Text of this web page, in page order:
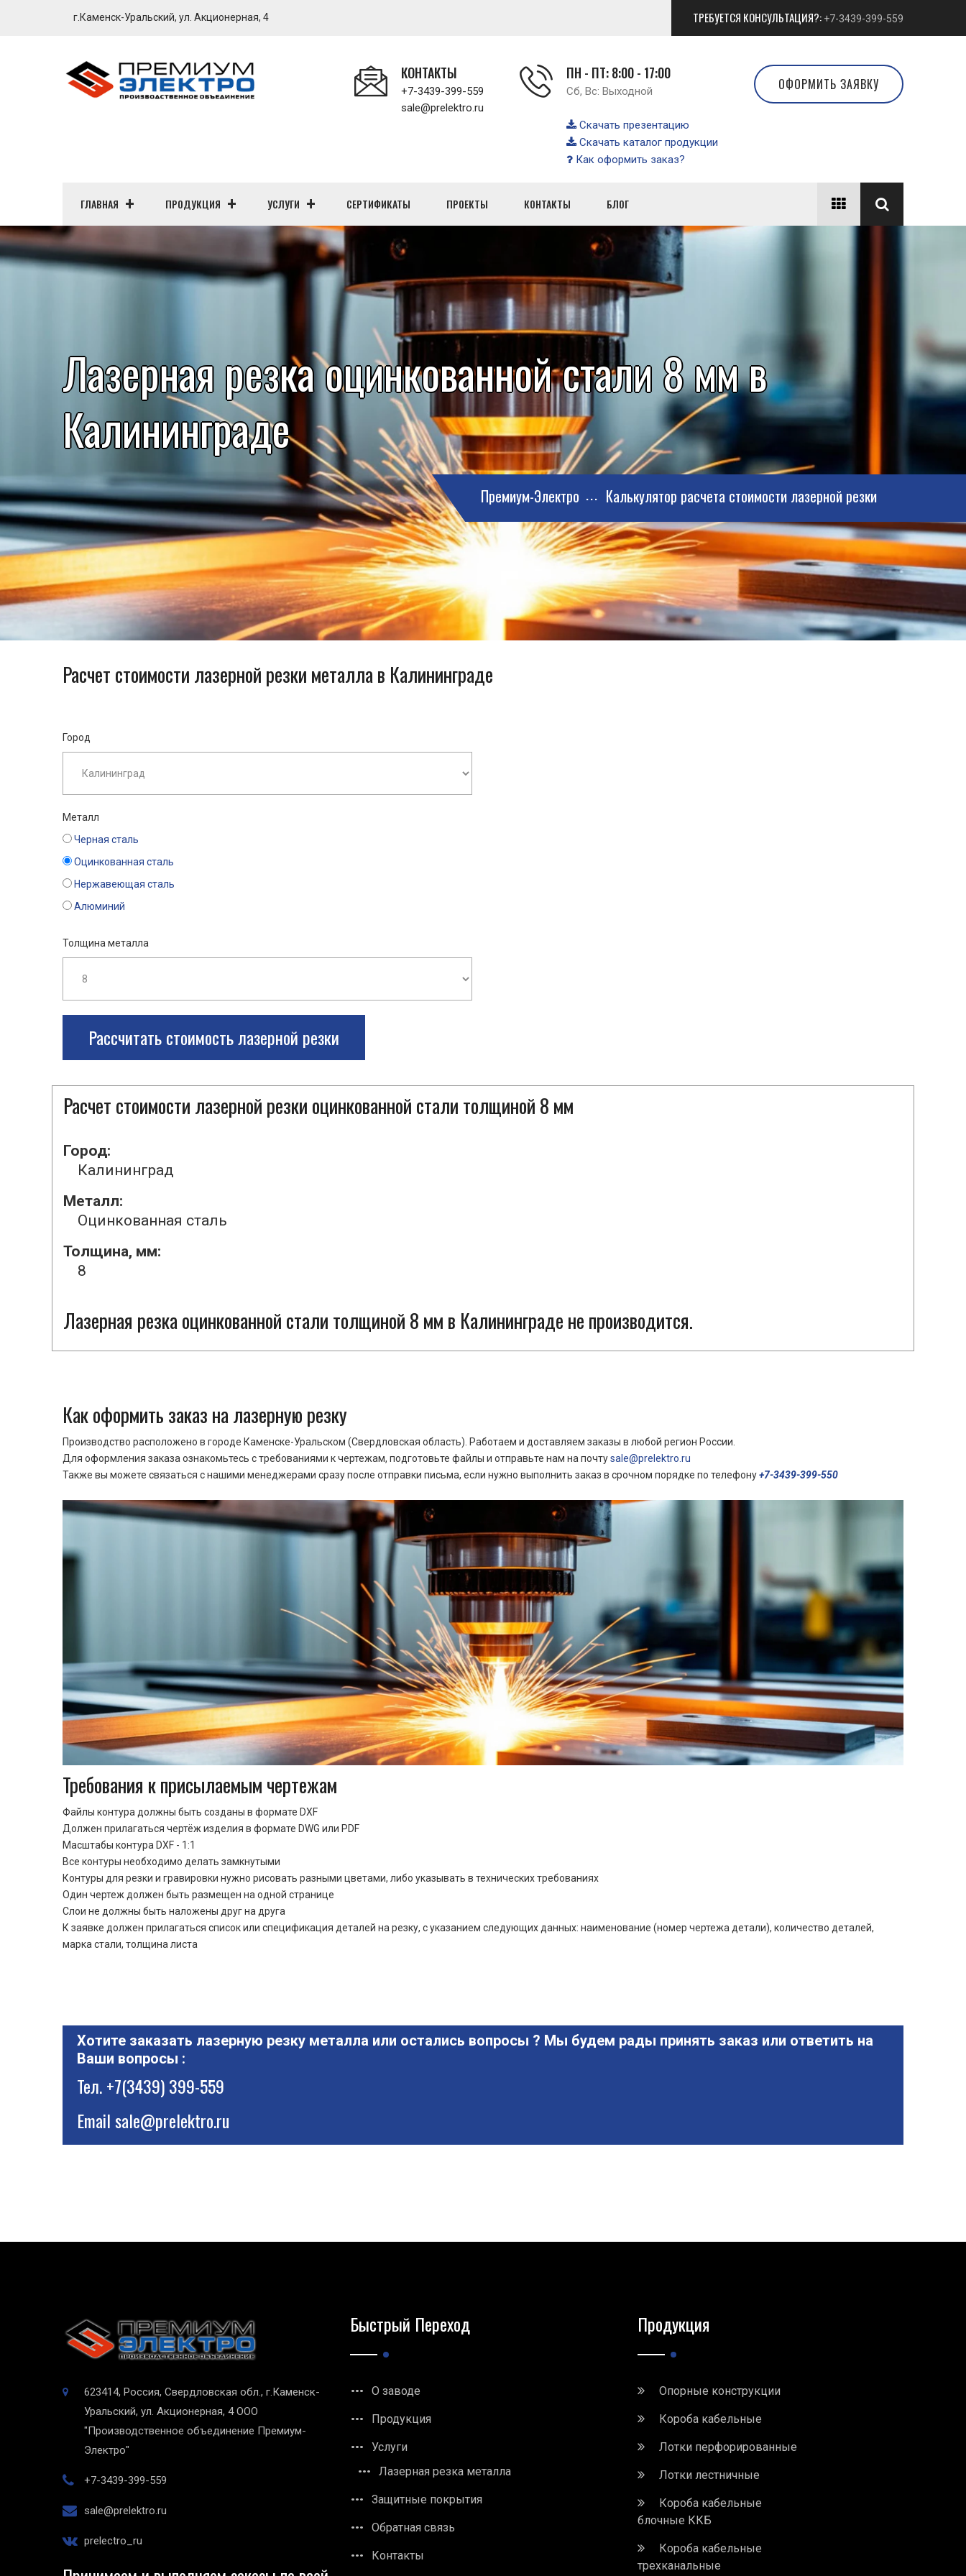
г.Каменск-Уральский, ул. Акционерная, 4 ТРЕБУЕТСЯ КОНСУЛЬТАЦИЯ?: +7-3439-399-559
КОНТАКТЫ
+7-3439-399-559
sale@prelektro.ru
ПН - ПТ: 8:00 - 17:00
Сб, Вс: Выходной
Скачать презентацию
Скачать каталог продукции
Как оформить заказ?
ОФОРМИТЬ ЗАЯВКУ
ГЛАВНАЯ ПРОДУКЦИЯ УСЛУГИ СЕРТИФИКАТЫ ПРОЕКТЫ КОНТАКТЫ БЛОГ
Лазерная резка оцинкованной стали 8 мм в
Калининграде
Премиум-Электро Калькулятор расчета стоимости лазерной резки
Расчет стоимости лазерной резки металла в Калининграде
Город
Металл
Черная сталь
Оцинкованная сталь
Нержавеющая сталь
Алюминий
Толщина металла
Рассчитать стоимость лазерной резки
Расчет стоимости лазерной резки оцинкованной стали толщиной 8 мм
Город:
Калининград
Металл:
Оцинкованная сталь
Толщина, мм:
8
Лазерная резка оцинкованной стали толщиной 8 мм в Калининграде не производится.
Как оформить заказ на лазерную резку
Производство расположено в городе Каменске-Уральском (Свердловская область). Работаем и доставляем заказы в любой регион России.
Для оформления заказа ознакомьтесь с требованиями к чертежам, подготовьте файлы и отправьте нам на почтуsale@prelektro.ru
Также вы можете связаться с нашими менеджерами сразу после отправки письма, если нужно выполнить заказ в срочном порядке по телефону+7-3439-399-550
Требования к присылаемым чертежам
Файлы контура должны быть созданы в формате DXF
Должен прилагаться чертёж изделия в формате DWG или PDF
Масштабы контура DXF - 1:1
Все контуры необходимо делать замкнутыми
Контуры для резки и гравировки нужно рисовать разными цветами, либо указывать в технических требованиях
Один чертеж должен быть размещен на одной странице
Cлои не должны быть наложены друг на друга
К заявке должен прилагаться список или спецификация деталей на резку, с указанием следующих данных: наименование (номер чертежа детали), количество деталей,
марка стали, толщина листа
Хотите заказать лазерную резку металла или остались вопросы ? Мы будем рады принять заказ или ответить на
Ваши вопросы :
Тел.+7(3439) 399-559
Emailsale@prelektro.ru
623414, Россия, Свердловская обл., г.Каменск-
Уральский, ул. Акционерная, 4 ООО
"Производственное объединение Премиум-
Электро"
+7-3439-399-559
sale@prelektro.ru
prelectro_ru
Быстрый Переход
О заводе
Продукция
Услуги
Лазерная резка металла
Защитные покрытия
Обратная связь
Контакты
Продукция
Опорные конструкции
Короба кабельные
Лотки перфорированные
Лотки лестничные
Короба кабельные
блочные ККБ
Короба кабельные
трехканальные